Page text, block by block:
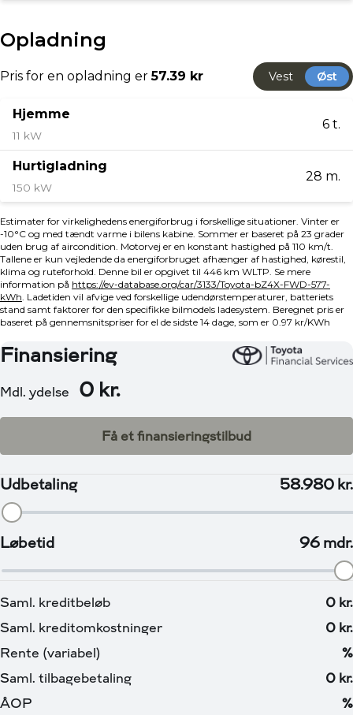
Mandag - Fredag kl. 09.00 - 17.30
📞32 46 80 00
📍 Englandsvej 395, 2770 Kastrup
🚗 Via Biler – Toyota Amager